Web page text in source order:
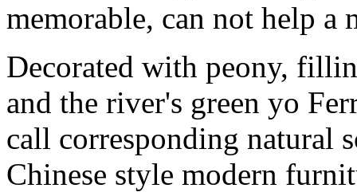
memorable, can not help a
Decorated with peony,
and the river's green yo
call corresponding natural
Chinese style modern